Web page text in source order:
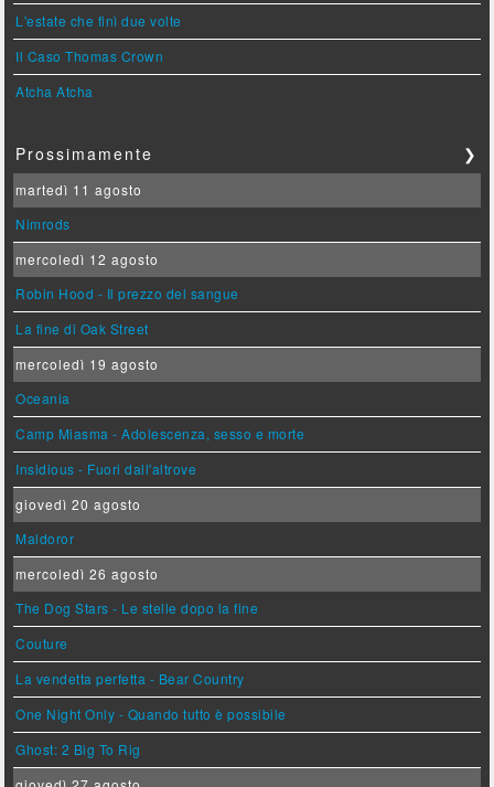
L'estate che finì due volte
Il Caso Thomas Crown
Atcha Atcha
Prossimamente ❯
martedì 11 agosto
Nimrods
mercoledì 12 agosto
Robin Hood - Il prezzo del sangue
La fine di Oak Street
mercoledì 19 agosto
Oceania
Camp Miasma - Adolescenza, sesso e morte
Insidious - Fuori dall'altrove
giovedì 20 agosto
Maldoror
mercoledì 26 agosto
The Dog Stars - Le stelle dopo la fine
Couture
La vendetta perfetta - Bear Country
One Night Only - Quando tutto è possibile
Ghost: 2 Big To Rig